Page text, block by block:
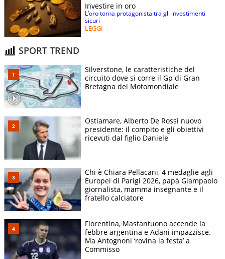
Investire in oro
L’oro torna protagonista tra gli investimenti
sicuri
LEGGI
SPORT TREND
Silverstone, le caratteristiche del
circuito dove si corre il Gp di Gran
Bretagna del Motomondiale
Ostiamare, Alberto De Rossi nuovo
presidente: il compito e gli obiettivi
ricevuti dal figlio Daniele
Chi è Chiara Pellacani, 4 medaglie agli
Europei di Parigi 2026, papà Giampaolo
giornalista, mamma insegnante e il
fratello calciatore
Fiorentina, Mastantuono accende la
febbre argentina e Adani impazzisce.
Ma Antognoni ‘rovina la festa’ a
Commisso